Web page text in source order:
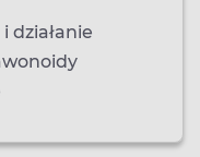
działanie